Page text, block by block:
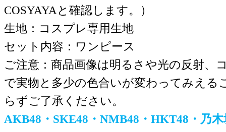
COSYAYAと確認します。）
生地：コスプレ専用生地
セット内容：ワンピース
ご注意：商品画像は明るさや光の反射、
で実物と多少の色合いが変わってみえる
らずご了承ください。
AKB48・SKE48・NMB48・HKT48・乃